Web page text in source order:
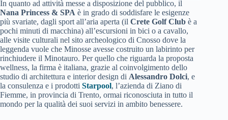
In quanto ad attività messe a disposizione del pubblico, il
Nana Princess & SPA è in grado di soddisfare le esigenze
più svariate, dagli sport all’aria aperta (il Crete Golf Club è a
pochi minuti di macchina) all’escursioni in bici o a cavallo,
alle visite culturali nel sito archeologico di Cnosso dove la
leggenda vuole che Minosse avesse costruito un labirinto per
rinchiudere il Minotauro. Per quello che riguarda la proposta
wellness, la firma è italiana, grazie al coinvolgimento dello
studio di architettura e interior design di Alessandro Dolci, e
la consulenza e i prodotti Starpool, l’azienda di Ziano di
Fiemme, in provincia di Trento, ormai riconosciuta in tutto il
mondo per la qualità dei suoi servizi in ambito benessere.